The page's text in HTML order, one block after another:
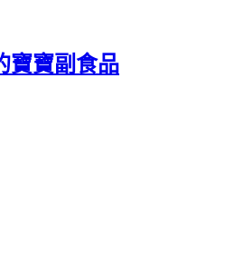
寶寶副食品